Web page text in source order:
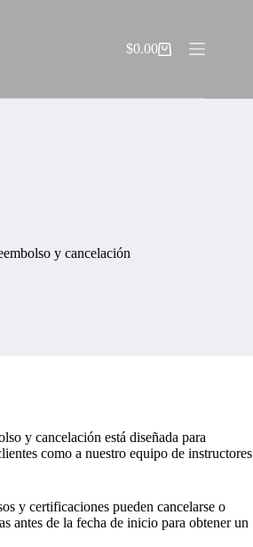
Shopping
$0.00
y cancelación
y cancelación está diseñada para
como a nuestro equipo de instructores
y certificaciones pueden cancelarse o
antes de la fecha de inicio para obtener un